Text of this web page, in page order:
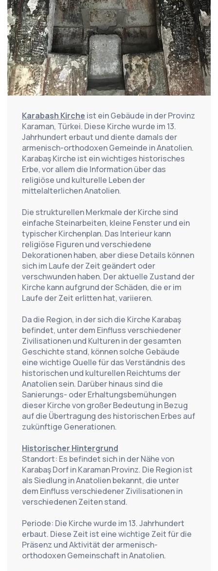
Karabash Kirche ist ein Gebäude in der Provinz
Karaman, Türkei. Diese Kirche wurde im 13.
Jahrhundert erbaut und diente damals der
armenisch-orthodoxen Gemeinde in Anatolien.
Karabaş Kirche ist ein wichtiges historisches
Erbe, vor allem die Information über das
religiöse und kulturelle Leben der
mittelalterlichen Anatolien.
Die strukturellen Merkmale der Kirche sind
einfache Steinarbeiten, kleine Fenster und ein
typischer Kirchenplan. Das Interieur kann
religiöse Figuren und verschiedene
Dekorationen haben, aber diese Details können
sich im Laufe der Zeit geändert oder
verschwunden haben. Der aktuelle Zustand der
Kirche kann aufgrund der Schäden, die er im
Laufe der Zeit erlitten hat, variieren.
Da die Region, in der sich die Kirche Karabaş
befindet, unter dem Einfluss verschiedener
Zivilisationen und Kulturen in der gesamten
Geschichte stand, können solche Gebäude
eine wichtige Quelle für das Verständnis des
historischen und kulturellen Reichtums der
Anatolien sein. Darüber hinaus sind die
Sanierungs- oder Erhaltungsbemühungen
dieser Kirche von großer Bedeutung in Bezug
auf die Übertragung des historischen Erbes auf
zukünftige Generationen.
Historischer Hintergrund
Standort: Es befindet sich in der Nähe von
Karabaş Dorf in Karaman Provinz. Die Region ist
als Siedlung in Anatolien bekannt, die unter
dem Einfluss verschiedener Zivilisationen in
verschiedenen Zeiten stand.
Periode: Die Kirche wurde im 13. Jahrhundert
erbaut. Diese Zeit ist eine wichtige Zeit für die
Präsenz und Aktivität der armenisch-
orthodoxen Gemeinschaft in Anatolien.